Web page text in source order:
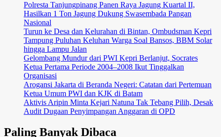
Polresta Tanjungpinang Panen Raya Jagung Kuartal II,
Hasilkan 1 Ton Jagung Dukung Swasembada Pangan
Nasional
Turun ke Desa dan Kelurahan di Bintan, Ombudsman Kepri
Tampung Puluhan Keluhan Warga Soal Bansos, BBM Solar
hingga Lampu Jalan
Gelombang Mundur dari PWI Kepri Berlanjut, Socrates
Ketua Pertama Periode 2004–2008 Ikut Tinggalkan
Organisasi
Arogansi Jakarta di Beranda Negeri: Catatan dari Pertemuan
Ketua Umum PWI dan KJK di Batam
Aktivis Aripin Minta Kejari Natuna Tak Tebang Pilih, Desak
Audit Dugaan Penyimpangan Anggaran di OPD
Paling Banyak Dibaca